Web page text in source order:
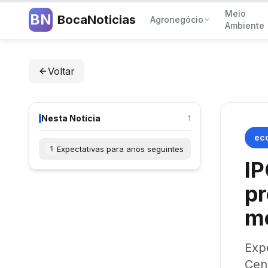
BN BocaNoticias Agronegócio
Meio
Ambiente
Voltar
Nesta Notícia 1
1 Expectativas para anos seguintes